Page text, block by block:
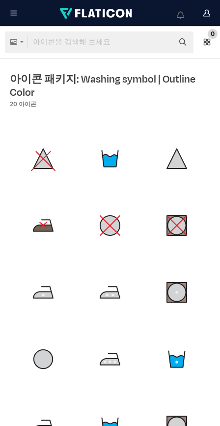
0
아이콘 패키지: Washing symbol | Outline
Color
20 아이콘